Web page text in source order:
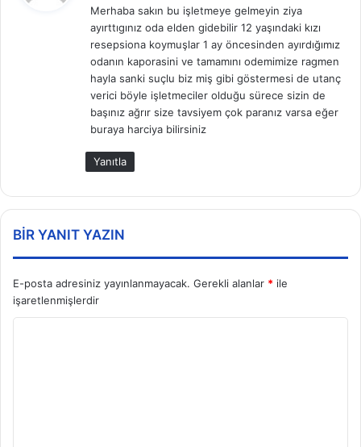
i
k
i
Merhaba sakın bu işletmeye gelmeyin ziya
ayırttıgınız oda elden gidebilir 12 yaşındaki kızı
resepsiona koymuşlar 1 ay öncesinden ayırdığımız
odanın kaporasini ve tamamını odemimize ragmen
hayla sanki suçlu biz miş gibi göstermesi de utanç
verici böyle işletmeciler olduğu sürece sizin de
başınız ağrır size tavsiyem çok paranız varsa eğer
buraya harciya bilirsiniz
Yanıtla
BIR YANIT YAZIN
E-posta adresiniz yayınlanmayacak. Gerekli alanlar * ile
işaretlenmişlerdir